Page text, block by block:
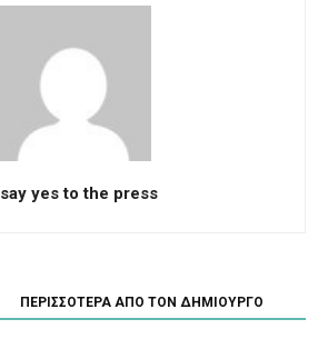
say yes to the press
ΠΕΡΙΣΣΟΤΕΡΑ ΑΠΟ ΤΟΝ ΔΗΜΙΟΥΡΓΟ